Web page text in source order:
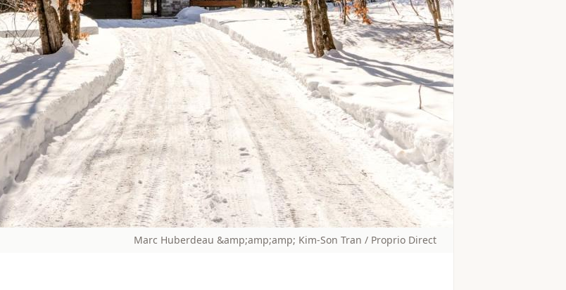
Marc Huberdeau &amp;amp;amp; Kim-Son Tran / Proprio Direct